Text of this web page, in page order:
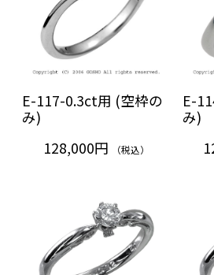
E-117-0.3ct用 (空枠の
み)
128,000円
（税込）
E-
み)